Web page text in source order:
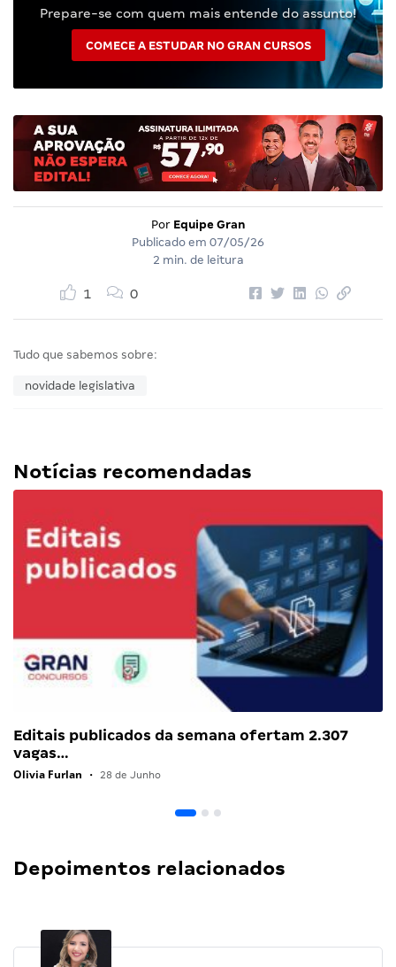
Prepare-se com quem mais entende do assunto!
COMECE A ESTUDAR NO GRAN CURSOS
Por Equipe Gran
Publicado em 07/05/26
2 min. de leitura
1 0
Tudo que sabemos sobre:
novidade legislativa
Notícias recomendadas
Editais publicados da semana ofertam 2.307
vagas…
Olivia Furlan • 28 de Junho
Depoimentos relacionados